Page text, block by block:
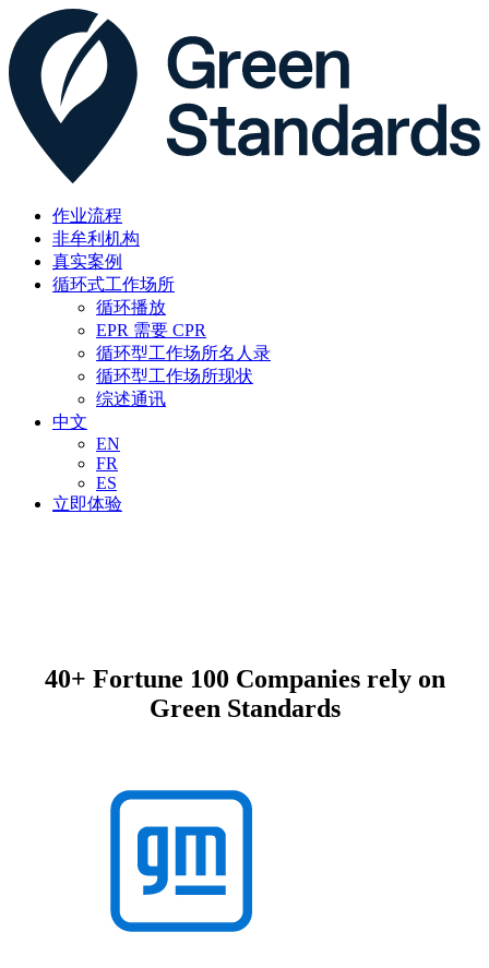
作业流程
非牟利机构
真实案例
循环式工作场所
循环播放
EPR 需要 CPR
循环型工作场所名人录
循环型工作场所现状
综述通讯
中文
EN
FR
ES
立即体验
40+ Fortune 100 Companies rely on
Green Standards